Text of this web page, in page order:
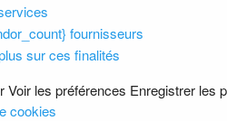
fournisseurs
sur ces finalités
Voir les préférences Enregistrer les
cookies